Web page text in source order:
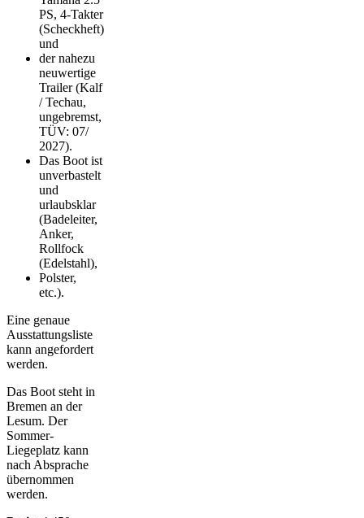
PS, 4-Takter
(Scheckheft)
und
der nahezu
neuwertige
Trailer (Kalf
/ Techau,
ungebremst,
TÜV: 07/
2027).
Das Boot ist
unverbastelt
und
urlaubsklar
(Badeleiter,
Anker,
Rollfock
(Edelstahl),
Polster,
etc.).
Eine genaue
Ausstattungsliste
kann angefordert
werden.
Das Boot steht in
Bremen an der
Lesum. Der
Sommer-
Liegeplatz kann
nach Absprache
übernommen
werden.